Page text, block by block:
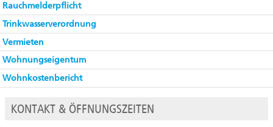
Rauchmelderpflicht
Trinkwasserverordnung
Vermieten
Wohnungseigentum
Wohnkostenbericht
KONTAKT & ÖFFNUNGSZEITEN